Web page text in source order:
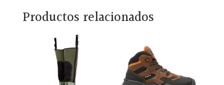
Productos relacionados